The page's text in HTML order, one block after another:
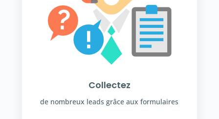
Collectez
de nombreux leads grâce aux formulaires